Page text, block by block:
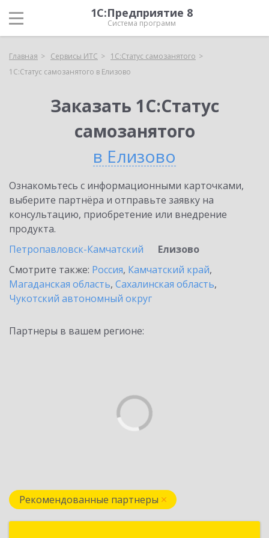
1С:Предприятие 8
Система программ
Главная Сервисы ИТС
1С:Статус самозанятого
1С:Статус самозанятого в Елизово
Заказать 1С:Статус
самозанятого
в Елизово
Ознакомьтесь с информационными карточками,
выберите партнёра и отправьте заявку на
консультацию, приобретение или внедрение
продукта.
Петропавловск-Камчатский
Елизово
Смотрите также: Россия, Камчатский край,
Магаданская область, Сахалинская область,
Чукотский автономный округ
Партнеры в вашем регионе:
Рекомендованные партнеры